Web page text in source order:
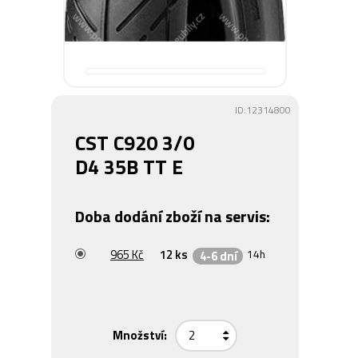
ID:12314800
CST C920 3/0
D4 35B TT E
Doba dodání zboží na servis:
965 Kč 12 ks 4-6 dní 14h
Množství: